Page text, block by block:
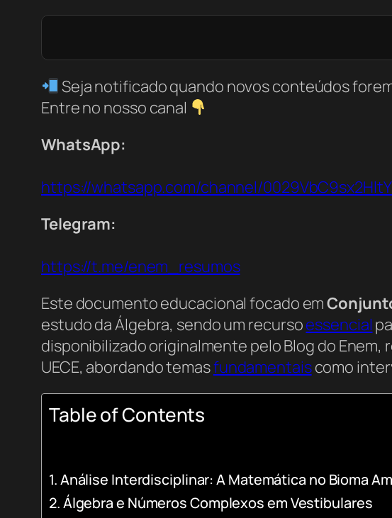
Seja notificado quando novos conteúdos
Entre no nosso canal
WhatsApp:
https://whatsapp.com/channel/
Telegram:
https://t.me/enem_resumos
Este documento educacional focado em
estudo da Álgebra, sendo um recursoessencial
disponibilizado originalmente pelo Blog do
UECE, abordando temasfundamentaiscomo
Table of Contents
Análise Interdisciplinar: A Matemática no Bioma
Álgebra e Números Complexos em Vestibulares